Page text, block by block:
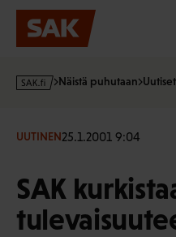
Hyppää
sisältöön
s
·
Näistä puhutaan Uutiset
UUTINEN25.1.2001 9:04
SAK